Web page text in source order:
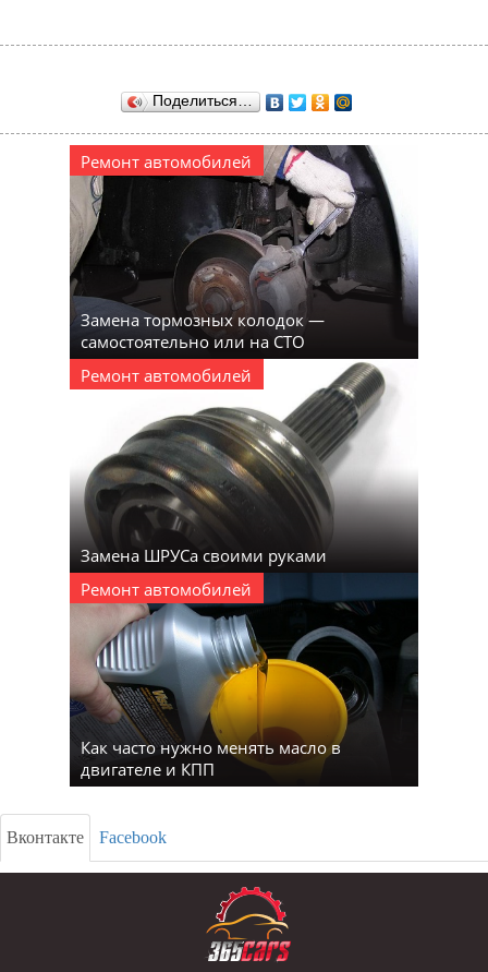
Поделиться…
Ремонт автомобилей
Замена тормозных колодок —
самостоятельно или на СТО
Ремонт автомобилей
Замена ШРУСа своими руками
Ремонт автомобилей
Как часто нужно менять масло в
двигателе и КПП
Вконтакте Facebook